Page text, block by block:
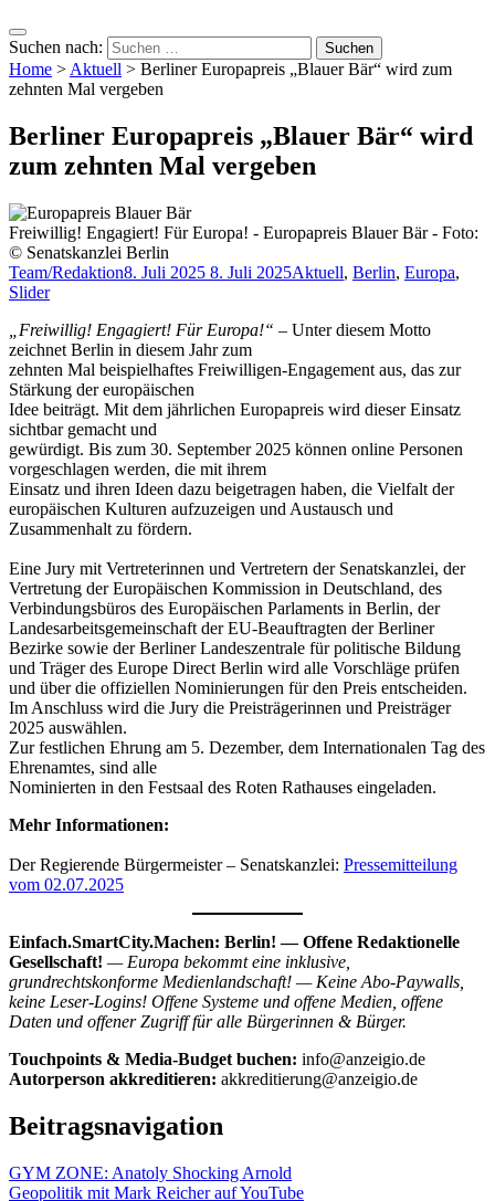
Suchen nach:
Home >Aktuell > Berliner Europapreis „Blauer Bär“ wird zum
zehnten Mal vergeben
Berliner Europapreis „Blauer Bär“ wird
zum zehnten Mal vergeben
Freiwillig! Engagiert! Für Europa! - Europapreis Blauer Bär - Foto:
© Senatskanzlei Berlin
Team/Redaktion8. Juli 2025 8. Juli 2025Aktuell, Berlin, Europa,
Slider
„Freiwillig! Engagiert! Für Europa!“ – Unter diesem Motto
zeichnet Berlin in diesem Jahr zum
zehnten Mal beispielhaftes Freiwilligen-Engagement aus, das zur
Stärkung der europäischen
Idee beiträgt. Mit dem jährlichen Europapreis wird dieser Einsatz
sichtbar gemacht und
gewürdigt. Bis zum 30. September 2025 können online Personen
vorgeschlagen werden, die mit ihrem
Einsatz und ihren Ideen dazu beigetragen haben, die Vielfalt der
europäischen Kulturen aufzuzeigen und Austausch und
Zusammenhalt zu fördern.
Eine Jury mit Vertreterinnen und Vertretern der Senatskanzlei, der
Vertretung der Europäischen Kommission in Deutschland, des
Verbindungsbüros des Europäischen Parlaments in Berlin, der
Landesarbeitsgemeinschaft der EU-Beauftragten der Berliner
Bezirke sowie der Berliner Landeszentrale für politische Bildung
und Träger des Europe Direct Berlin wird alle Vorschläge prüfen
und über die offiziellen Nominierungen für den Preis entscheiden.
Im Anschluss wird die Jury die Preisträgerinnen und Preisträger
2025 auswählen.
Zur festlichen Ehrung am 5. Dezember, dem Internationalen Tag des
Ehrenamtes, sind alle
Nominierten in den Festsaal des Roten Rathauses eingeladen.
Mehr Informationen:
Der Regierende Bürgermeister – Senatskanzlei: Pressemitteilung
vom 02.07.2025
Einfach.SmartCity.Machen: Berlin! — Offene Redaktionelle
Gesellschaft! — Europa bekommt eine inklusive,
grundrechtskonforme Medienlandschaft! — Keine Abo-Paywalls,
keine Leser-Logins! Offene Systeme und offene Medien, offene
Daten und offener Zugriff für alle Bürgerinnen & Bürger.
Touchpoints & Media-Budget buchen: info@anzeigio.de
Autorperson akkreditieren: akkreditierung@anzeigio.de
Beitragsnavigation
GYM ZONE: Anatoly Shocking Arnold
Geopolitik mit Mark Reicher auf YouTube